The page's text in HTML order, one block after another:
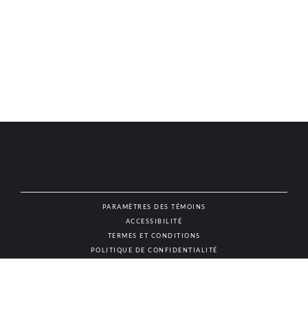
PARAMÈTRES DES TÉMOINS
ACCESSIBILITÉ
TERMES ET CONDITIONS
POLITIQUE DE CONFIDENTIALITÉ